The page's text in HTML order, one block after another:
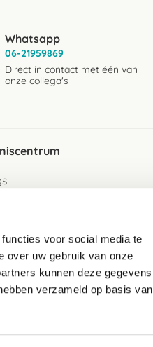
voor social media te
over uw gebruik van onze
kunnen deze gegevens
verzameld op basis van
Whatsapp
06-21959869
Direct in contact met één van
onze collega's